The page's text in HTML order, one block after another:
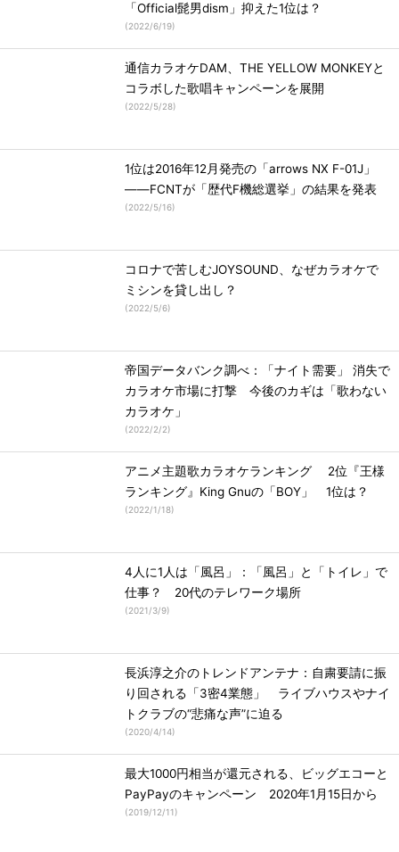
「Official髭男dism」抑えた1位は？
(2022/6/19)
通信カラオケDAM、THE YELLOW MONKEYと
コラボした歌唱キャンペーンを展開
(2022/5/28)
1位は2016年12月発売の「arrows NX F-01J」
――FCNTが「歴代F機総選挙」の結果を発表
(2022/5/16)
コロナで苦しむJOYSOUND、なぜカラオケで
ミシンを貸し出し？
(2022/5/6)
帝国データバンク調べ：「ナイト需要」 消失で
カラオケ市場に打撃 今後のカギは「歌わない
カラオケ」
(2022/2/2)
アニメ主題歌カラオケランキング 2位『王様
ランキング』King Gnuの「BOY」 1位は？
(2022/1/18)
4人に1人は「風呂」：「風呂」と「トイレ」で
仕事？ 20代のテレワーク場所
(2021/3/9)
長浜淳之介のトレンドアンテナ：自粛要請に振
り回される「3密4業態」 ライブハウスやナイ
トクラブの“悲痛な声”に迫る
(2020/4/14)
最大1000円相当が還元される、ビッグエコーと
PayPayのキャンペーン 2020年1月15日から
(2019/12/11)